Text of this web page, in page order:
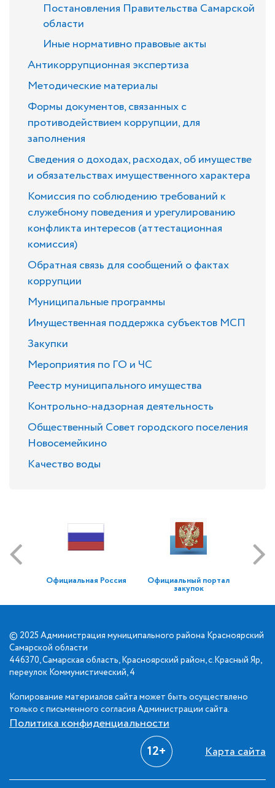
Постановления Правительства Самарской
области
Иные нормативно правовые акты
Антикоррупционная экспертиза
Методические материалы
Формы документов, связанных с
противодействием коррупции, для
заполнения
Сведения о доходах, расходах, об имуществе
и обязательствах имущественного характера
Комиссия по соблюдению требований к
служебному поведения и урегулированию
конфликта интересов (аттестационная
комиссия)
Обратная связь для сообщений о фактах
коррупции
Муниципальные программы
Имущественная поддержка субъектов МСП
Закупки
Мероприятия по ГО и ЧС
Реестр муниципального имущества
Контрольно-надзорная деятельность
Общественный Совет городского поселения
Новосемейкино
Качество воды
Официальная Россия Официальный портал
закупок
© 2025 Администрация муниципального района Красноярский
Самарской области
446370, Самарская область, Красноярский район, с.Красный Яр,
переулок Коммунистический, 4
Копирование материалов сайта может быть осуществлено
только с письменного согласия Администрации сайта.
Политика конфиденциальности
12+ Карта сайта